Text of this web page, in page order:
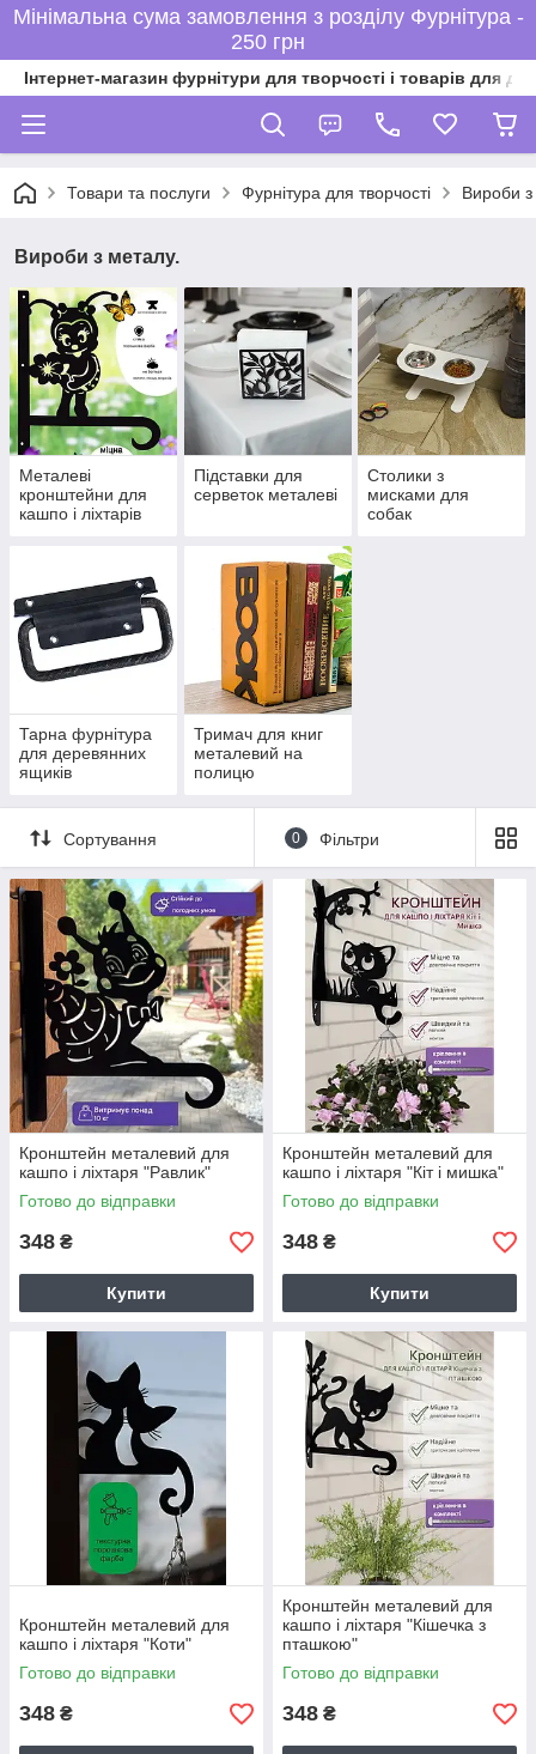
Мінімальна сума замовлення з розділу Фурнітура -
250 грн
Інтернет-магазин фурнітури для творчості і товарів для
Товари та послуги Фурнітура для творчості Вироби
Вироби з металу.
Металеві
кронштейни для
кашпо і ліхтарів
Підставки для
серветок металеві
Столики з
мисками для
собак
Тарна фурнітура
для деревянних
ящиків
Тримач для книг
металевий на
полицю
Сортування 0 Фільтри
Кронштейн металевий для
кашпо і ліхтаря "Равлик"
Готово до відправки
348 ₴
Купити
Кронштейн металевий для
кашпо і ліхтаря "Кіт і мишка"
Готово до відправки
348 ₴
Купити
Кронштейн металевий для
кашпо і ліхтаря "Коти"
Готово до відправки
348 ₴
Кронштейн металевий для
кашпо і ліхтаря "Кішечка з
пташкою"
Готово до відправки
348 ₴